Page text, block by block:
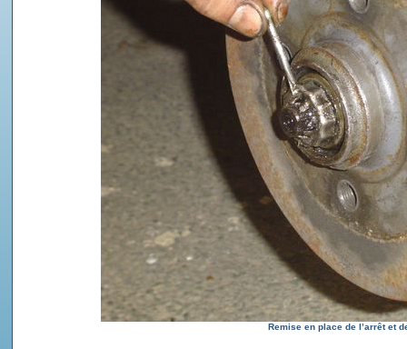
Remise en place de l’arrêt et